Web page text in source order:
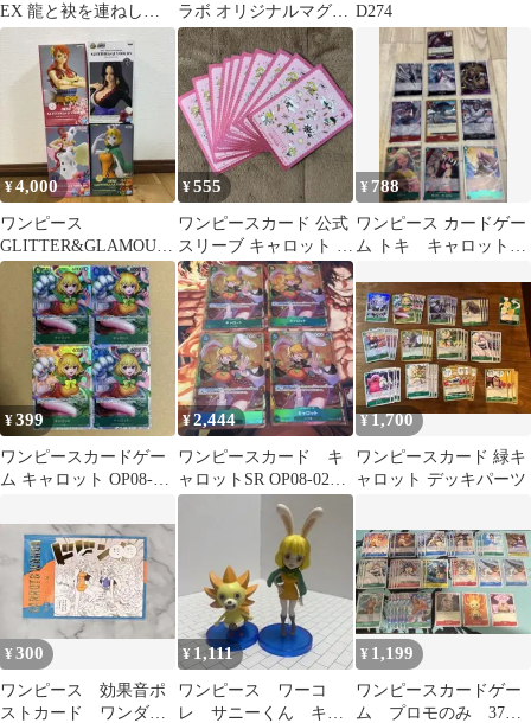
EX 龍と袂を連ねし猛
者達 E賞 色紙
ラボ オリジナルマグネ
ット 3種セット
D274
¥4,000
ワンピース
GLITTER&GLAMOUR
S フィギュア 4種セッ
¥555
ワンピースカード 公式
スリーブ キャロット 10
枚セット
¥ 788
ワンピース カードゲー
ム トキ キャロット
ク cp02
¥399
ワンピースカードゲー
ム キャロット OP08-
¥2,444
ワンピースカード キ
ャロットSR OP08-023 4
枚セット
¥1,700
ワンピースカード 緑キ
ャロット デッキパーツ
¥300
ワンピース 効果音ポ
ストカード ワンダ
¥ 1,111
ワンピース ワーコ
レ サニーくん キャ
¥ 1,199
ワンピースカードゲー
ム プロモのみ 37